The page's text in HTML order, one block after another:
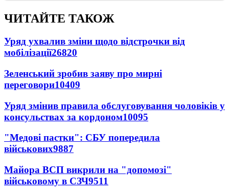
ЧИТАЙТЕ ТАКОЖ
Уряд ухвалив зміни щодо відстрочки від
мобілізації26820
Зеленський зробив заяву про мирні
переговори10409
Уряд змінив правила обслуговування чоловіків у
консульствах за кордоном10095
"Медові пастки": СБУ попередила
військових9887
Майора ВСП викрили на "допомозі"
військовому в СЗЧ9511